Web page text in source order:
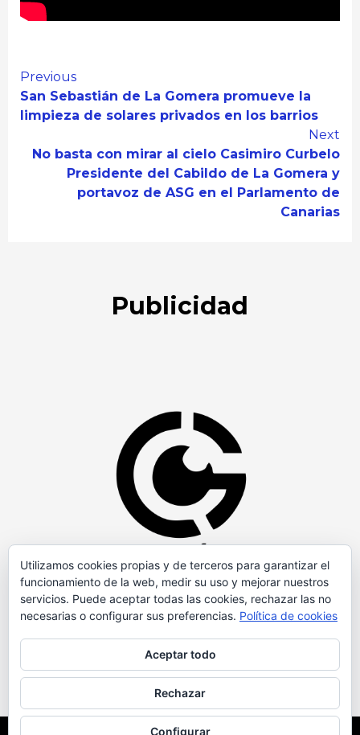
Continue
Reading
Previous
San Sebastián de La Gomera promueve la
limpieza de solares privados en los barrios
Next
No basta con mirar al cielo Casimiro Curbelo
Presidente del Cabildo de La Gomera y
portavoz de ASG en el Parlamento de
Canarias
Publicidad
Utilizamos cookies propias y de terceros para garantizar el
funcionamiento de la web, medir su uso y mejorar nuestros
servicios. Puede aceptar todas las cookies, rechazar las no
necesarias o configurar sus preferencias. Política de cookies
Aceptar todo
Rechazar
Configurar